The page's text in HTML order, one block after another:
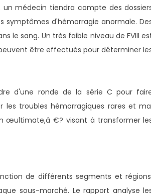
médecin tiendra compte des
d'hémorragie anormale.
le sang. Un très faible niveau de FVIII
être effectués pour déterminer
d'une ronde de la série C pour
troubles hémorragiques rares et
œultimate,â €? visant à transformer
de différents segments et
sous-marché. Le rapport analyse